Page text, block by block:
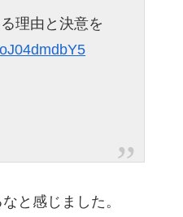
理由と決意を
と感じました。